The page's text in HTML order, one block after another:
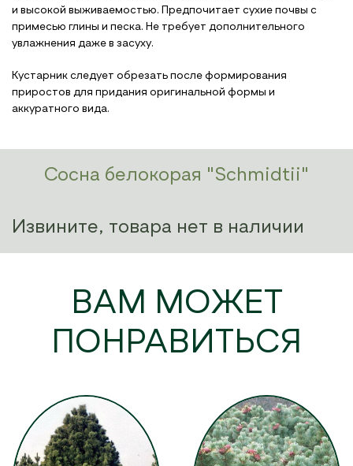
и высокой выживаемостью. Предпочитает сухие почвы с
примесью глины и песка. Не требует дополнительного
увлажнения даже в засуху.
Кустарник следует обрезать после формирования
приростов для придания оригинальной формы и
аккуратного вида.
Сосна белокорая "Schmidtii"
Извините, товара нет в наличии
ВАМ МОЖЕТ
ПОНРАВИТЬСЯ